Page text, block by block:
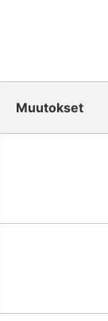
Muutokset